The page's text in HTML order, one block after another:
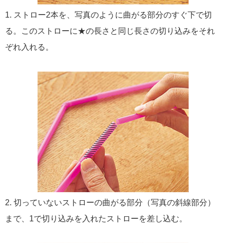
1. ストロー2本を、写真のように曲がる部分のすぐ下で切
る。このストローに★の長さと同じ長さの切り込みをそれ
ぞれ入れる。
2. 切っていないストローの曲がる部分（写真の斜線部分）
まで、1で切り込みを入れたストローを差し込む。